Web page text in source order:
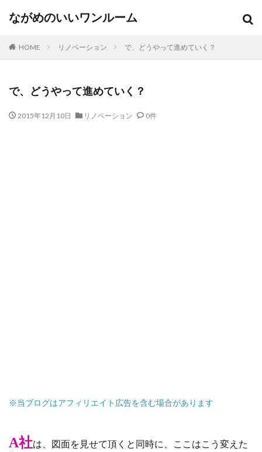
ながめのいいワンルーム
HOME リノベーション で、どうやって進めていく？
で、どうやって進めていく？
2015年12月10日 リノベーション 0件
※当ブログはアフィリエイト広告を含む場合があります
A社は、図面を見せて頂くと同時に、ここはこう変えた